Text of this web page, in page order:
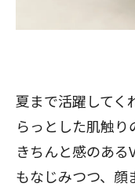
夏まで活躍してく
らっとした肌触り
きちんと感のあ
もなじみつつ、顔